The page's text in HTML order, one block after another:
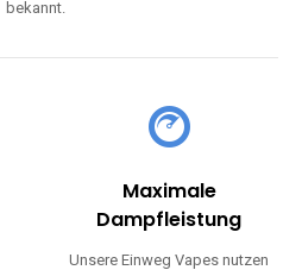
bekannt.
Maximale
Dampfleistung
Unsere Einweg Vapes nutzen